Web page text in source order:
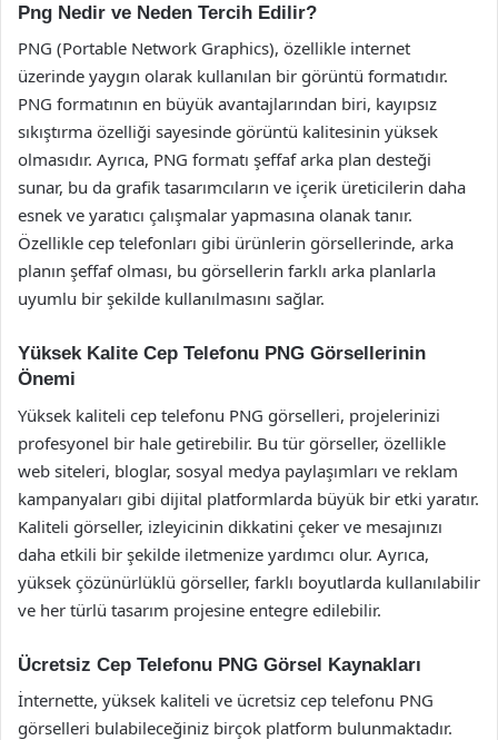
Png Nedir ve Neden Tercih Edilir?
PNG (Portable Network Graphics), özellikle internet
üzerinde yaygın olarak kullanılan bir görüntü formatıdır.
PNG formatının en büyük avantajlarından biri, kayıpsız
sıkıştırma özelliği sayesinde görüntü kalitesinin yüksek
olmasıdır. Ayrıca, PNG formatı şeffaf arka plan desteği
sunar, bu da grafik tasarımcıların ve içerik üreticilerin daha
esnek ve yaratıcı çalışmalar yapmasına olanak tanır.
Özellikle cep telefonları gibi ürünlerin görsellerinde, arka
planın şeffaf olması, bu görsellerin farklı arka planlarla
uyumlu bir şekilde kullanılmasını sağlar.
Yüksek Kalite Cep Telefonu PNG Görsellerinin
Önemi
Yüksek kaliteli cep telefonu PNG görselleri, projelerinizi
profesyonel bir hale getirebilir. Bu tür görseller, özellikle
web siteleri, bloglar, sosyal medya paylaşımları ve reklam
kampanyaları gibi dijital platformlarda büyük bir etki yaratır.
Kaliteli görseller, izleyicinin dikkatini çeker ve mesajınızı
daha etkili bir şekilde iletmenize yardımcı olur. Ayrıca,
yüksek çözünürlüklü görseller, farklı boyutlarda kullanılabilir
ve her türlü tasarım projesine entegre edilebilir.
Ücretsiz Cep Telefonu PNG Görsel Kaynakları
İnternette, yüksek kaliteli ve ücretsiz cep telefonu PNG
görselleri bulabileceğiniz birçok platform bulunmaktadır.